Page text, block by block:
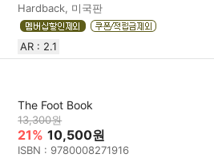
Hardback, 미국판
AR : 2.1
The Foot Book
13,300원
21% 10,500원
ISBN : 9780008271916